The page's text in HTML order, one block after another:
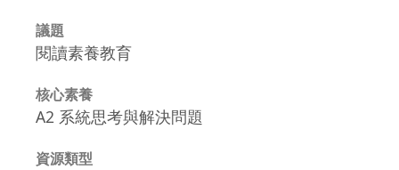
議題
閱讀素養教育
核心素養
A2 系統思考與解決問題
資源類型